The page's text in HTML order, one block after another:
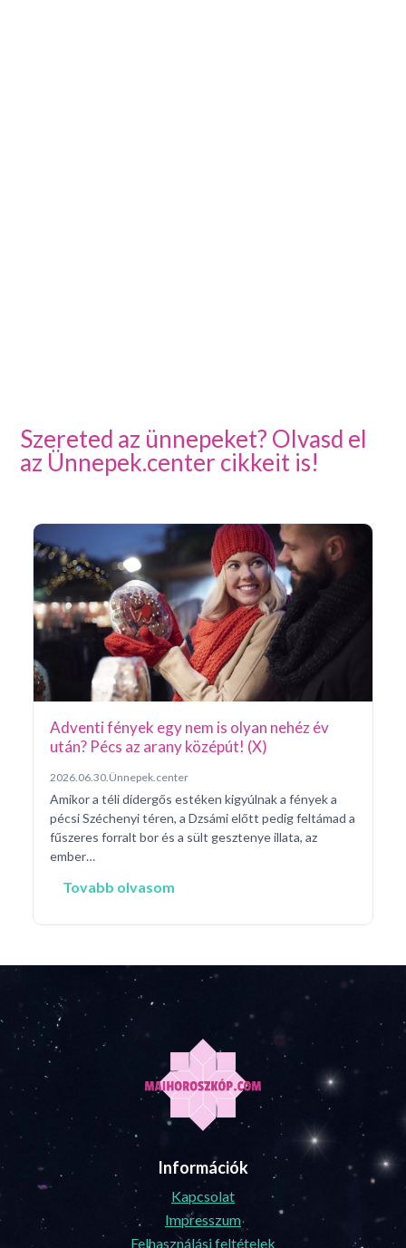
Szereted az ünnepeket? Olvasd el
az Ünnepek.center cikkeit is!
Adventi fények egy nem is olyan nehéz év
után? Pécs az arany középút! (X)
2026.06.30. Ünnepek.center
Amikor a téli didergős estéken kigyúlnak a fények a
pécsi Széchenyi téren, a Dzsámi előtt pedig feltámad a
fűszeres forralt bor és a sült gesztenye illata, az
ember…
Tovabb olvasom
Információk
Kapcsolat
Impresszum
Felhasználási feltételek